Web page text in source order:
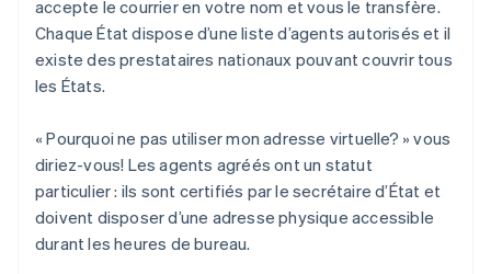
accepte le courrier en votre nom et vous le transfère.
Chaque État dispose d’une liste d’agents autorisés et il
existe des prestataires nationaux pouvant couvrir tous
les États.
« Pourquoi ne pas utiliser mon adresse virtuelle? » vous
diriez-vous! Les agents agréés ont un statut
particulier : ils sont certifiés par le secrétaire d’État et
doivent disposer d’une adresse physique accessible
durant les heures de bureau.